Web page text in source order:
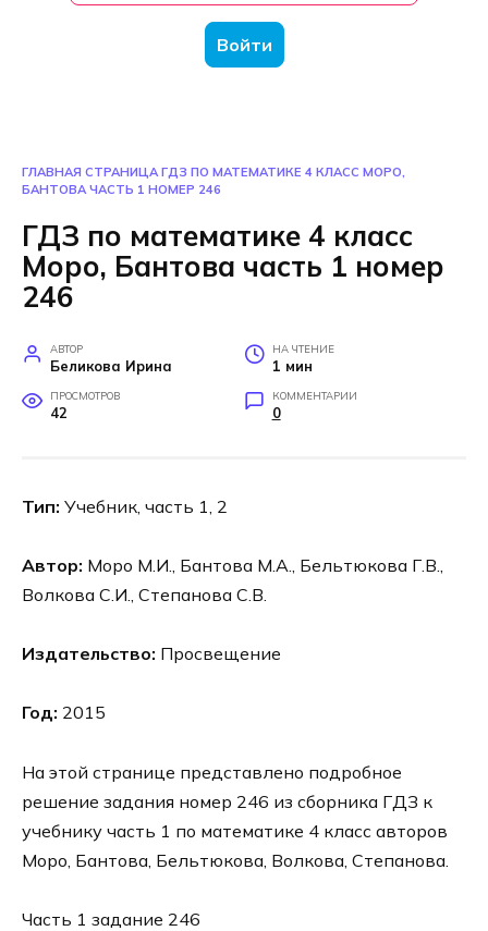
Войти
ГЛАВНАЯ СТРАНИЦА ГДЗ ПО МАТЕМАТИКЕ 4 КЛАСС МОРО,
БАНТОВА ЧАСТЬ 1 НОМЕР 246
ГДЗ по математике 4 класс
Моро, Бантова часть 1 номер
246
АВТОР
Беликова Ирина
НА ЧТЕНИЕ
1 мин
ПРОСМОТРОВ
42
КОММЕНТАРИИ
0
Тип: Учебник, часть 1, 2
Автор: Моро М.И., Бантова М.А., Бельтюкова Г.В.,
Волкова С.И., Степанова С.В.
Издательство: Просвещение
Год: 2015
На этой странице представлено подробное
решение задания номер 246 из сборника ГДЗ к
учебнику часть 1 по математике 4 класс авторов
Моро, Бантова, Бельтюкова, Волкова, Степанова.
Часть 1 задание 246